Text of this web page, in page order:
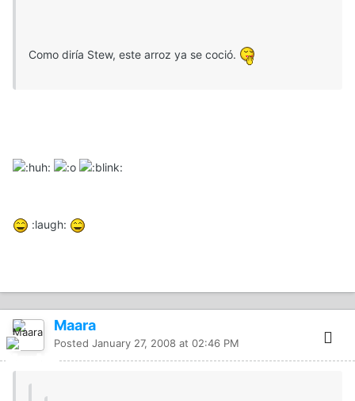
Como diría Stew, este arroz ya se coció.
:laugh:
Maara
Posted January 27, 2008 at 02:46 PM